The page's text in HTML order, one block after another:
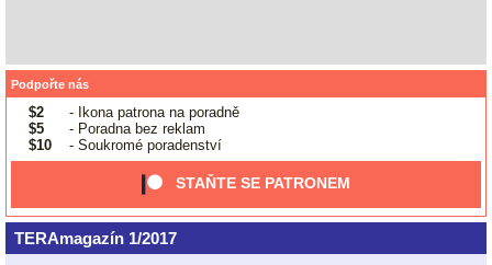
Podpořte nás
$2
- Ikona patrona na poradně
$5
- Poradna bez reklam
$10
- Soukromé poradenství
STAŇTE SE PATRONEM
TERAmagazín 1/2017